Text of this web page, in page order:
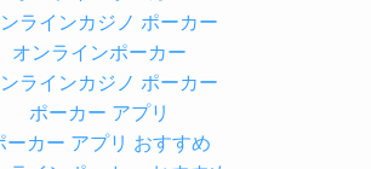
ラインカジノ ポーカー
オンラインポーカー
ラインカジノ ポーカー
ポーカー アプリ
ーカー アプリ おすすめ